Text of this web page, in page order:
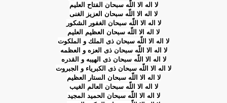
لا اله الا اللّه سبحان الفتاح العلیم
لا اله الا اللّه سبحان العزیز الغنى
لا اله الا اللّه سبحان الغفور الشكور
لا اله الا اللّه سبحان العظیم العلیم
لا اله الا اللّه سبحان ذى الملك و الملكوت
لا اله الا اللّه سبحان ذى العزه و العظمه
لا اله الا اللّه سبحان ذى الهیبه و القدره
لا اله الا اللّه سبحان ذى الكبریاء و الجبروت
لا اله الا اللّه سبحان الستار العظیم
لا اله الا اللّه سبحان العالم الغیب
لا اله الا اللّه سبحان الحمید المجید